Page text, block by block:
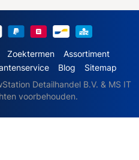
Zoektermen
Assortiment
Blog
Sitemap
Detailhandel B.V. & MS IT
voorbehouden.